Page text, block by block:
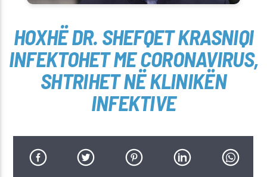
HOXHË DR. SHEFQET KRASNIQI
INFEKTOHET ME CORONAVIRUS,
SHTRIHET NË KLINIKËN
INFEKTIVE